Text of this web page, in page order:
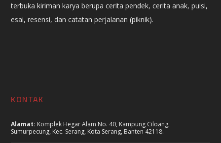
terbuka kiriman karya berupa cerita pendek, cerita anak, puisi,
esai, resensi, dan catatan perjalanan (piknik).
KONTAK
Alamat: Komplek Hegar Alam No. 40, Kampung Ciloang,
Sumurpecung, Kec. Serang, Kota Serang, Banten 42118.